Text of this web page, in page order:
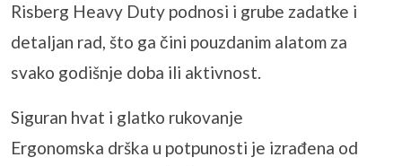
Risberg Heavy Duty podnosi i grube zadatke i
detaljan rad, što ga čini pouzdanim alatom za
svako godišnje doba ili aktivnost.
Siguran hvat i glatko rukovanje
Ergonomska drška u potpunosti je izrađena od